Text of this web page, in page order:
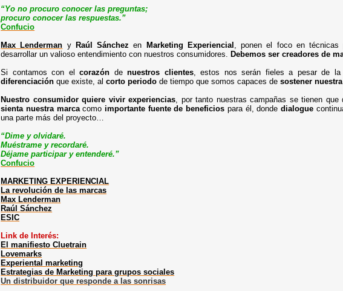
“Yo no procuro conocer las preguntas;
procuro conocer las respuestas.”
Confucio
Max Lenderman y Raúl Sánchez en Marketing Experiencial , ponen el foco en técnicas
desarrollar un valioso entendimiento con nuestros consumidores. Debemos ser creadores de
Si contamos con elcorazón denuestros clientes, estos nos serán fieles a pesar de
diferenciación que existe, alcorto periodo de tiempo que somos capaces desostener
Nuestro consumidor quiere vivir experiencias, por tanto nuestras campañas se tienen
sienta nuestra marcacomo importante fuente de beneficios para él, dondedialogue
una parte más del proyecto…
“Dime y olvidaré.
Muéstrame y recordaré.
Déjame participar y entenderé.”
Confucio
MARKETING EXPERIENCIAL
La revolución de las marcas
Max Lenderman
Raúl Sánchez
ESIC
Link de Interés:
El manifiesto Cluetrain
Lovemarks
Experiental marketing
Estrategias de Marketing para grupos sociales
Un distribuidor que responde a las sonrisas